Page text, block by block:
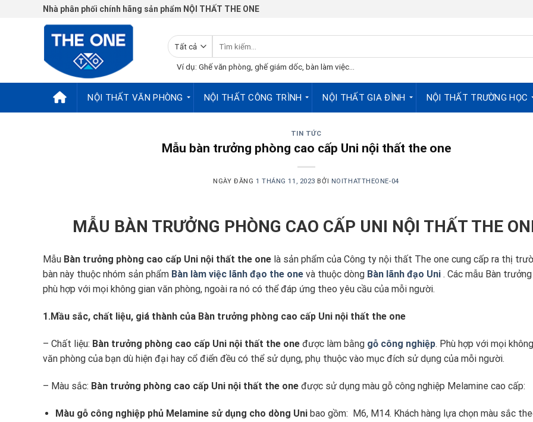
Nhà phân phối chính hãng sản phẩm NỘI THẤT THE ONE
kiếm:
Ví dụ: Ghế văn phòng, ghế giám dốc, bàn làm việc...
NỘI THẤT VĂN PHÒNG NỘI THẤT CÔNG TRÌNH NỘI THẤT GIA ĐÌNH NỘI THẤT TRƯỜNG HỌC
TIN TỨC
Mẫu bàn trưởng phòng cao cấp Uni nội thất the one
NGÀY ĐĂNG 1 THÁNG 11, 2023 BỞI NOITHATTHEONE-04
MẪU BÀN TRƯỞNG PHÒNG CAO CẤP UNI NỘI THẤT THE
Mẫu Bàn trưởng phòng cao cấp Uni nội thất the one là sản phẩm của Công ty nội thất The one cung cấp ra thị
bàn này thuộc nhóm sản phẩm Bàn làm việc lãnh đạo the one và thuộc dòng Bàn lãnh đạo Uni . Các mẫu Bàn
phù hợp với mọi không gian văn phòng, ngoài ra nó có thể đáp ứng theo yêu cầu của mỗi người.
1.Mầu sắc, chất liệu, giá thành của Bàn trưởng phòng cao cấp Uni nội thất the one
– Chất liệu: Bàn trưởng phòng cao cấp Uni nội thất the one được làm bằng gỗ công nghiệp. Phù hợp với mọi
văn phòng của bạn dù hiện đại hay cổ điển đều có thể sử dụng, phụ thuộc vào mục đích sử dụng của mỗi người.
– Màu sắc: Bàn trưởng phòng cao cấp Uni nội thất the one được sử dụng màu gỗ công nghiệp Melamine cao cấp:
Màu gỗ công nghiệp phủ Melamine sử dụng cho dòng Uni bao gồm: M6, M14. Khách hàng lựa chọn màu sắc